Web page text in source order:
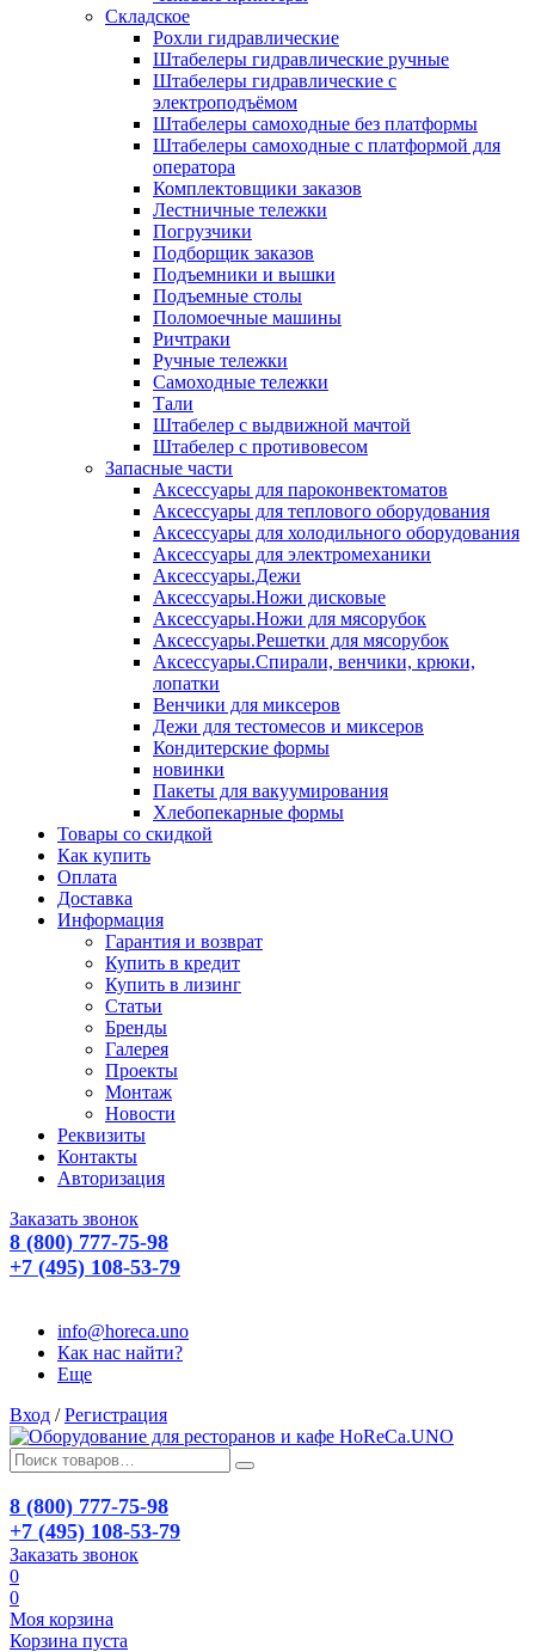
Складское
Рохли гидравлические
Штабелеры гидравлические ручные
Штабелеры гидравлические с
электроподъёмом
Штабелеры самоходные без платформы
Штабелеры самоходные с платформой для
оператора
Комплектовщики заказов
Лестничные тележки
Погрузчики
Подборщик заказов
Подъемники и вышки
Подъемные столы
Поломоечные машины
Ричтраки
Ручные тележки
Самоходные тележки
Тали
Штабелер с выдвижной мачтой
Штабелер с противовесом
Запасные части
Аксессуары для пароконвектоматов
Аксессуары для теплового оборудования
Аксессуары для холодильного оборудования
Аксессуары для электромеханики
Аксессуары.Дежи
Аксессуары.Ножи дисковые
Аксессуары.Ножи для мясорубок
Аксессуары.Решетки для мясорубок
Аксессуары.Спирали, венчики, крюки,
лопатки
Венчики для миксеров
Дежи для тестомесов и миксеров
Кондитерские формы
новинки
Пакеты для вакуумирования
Хлебопекарные формы
Товары со скидкой
Как купить
Оплата
Доставка
Информация
Гарантия и возврат
Купить в кредит
Купить в лизинг
Статьи
Бренды
Галерея
Проекты
Монтаж
Новости
Реквизиты
Контакты
Авторизация
Заказать звонок
8 (800) 777-75-98
+7 (495) 108-53-79
info@horeca.uno
Как нас найти?
Еще
Вход / Регистрация
8 (800) 777-75-98
+7 (495) 108-53-79
Заказать звонок
0
0
Моя корзина
Корзина пуста